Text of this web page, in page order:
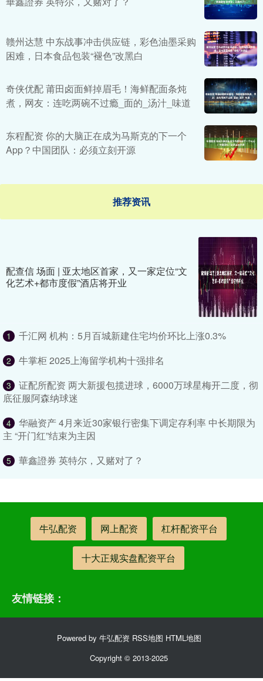
赣州达慧 中东战事冲击供应链，彩色油墨采购
困难，日本食品包装“褪色”改黑白
奇侠优配 莆田卤面鲜掉眉毛！海鲜配面条炖
煮，网友：连吃两碗不过瘾_面的_汤汁_味道
东程配资 你的大脑正在成为马斯克的下一个
App？中国团队：必须立刻开源
推荐资讯
配查信 场面 | 亚太地区首家，又一家定位“文
化艺术+都市度假”酒店将开业
1 千汇网 机构：5月百城新建住宅均价环比上涨0.3%
2 牛掌柜 2025上海留学机构十强排名
3
证配所配资 两大新援包揽进球，6000万球星梅开二度，彻
底征服阿森纳球迷
4
华融资产 4月来近30家银行密集下调定存利率 中长期限为
主 “开门红”结束为主因
5 華鑫證券 英特尔，又赌对了？
牛弘配资 网上配资 杠杆配资平台
十大正规实盘配资平台
友情链接：
Powered by 牛弘配资 RSS地图 HTML地图
Copyright © 2013-2025